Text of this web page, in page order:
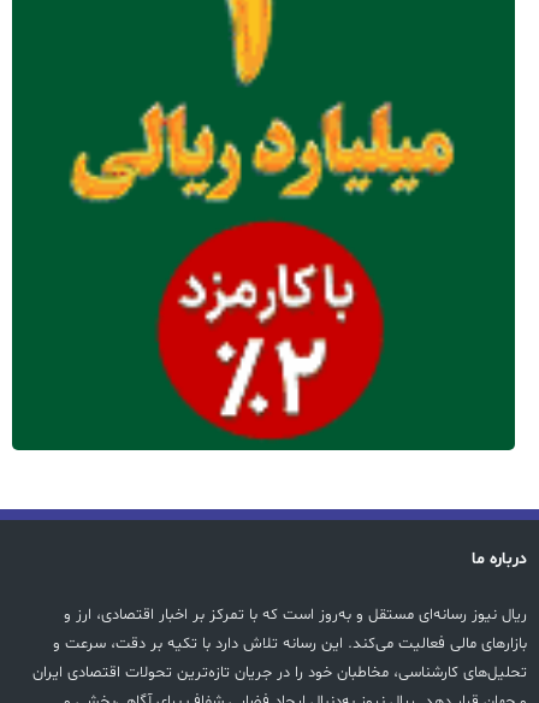
درباره ما
ریال نیوز رسانه‌ای مستقل و به‌روز است که با تمرکز بر اخبار اقتصادی، ارز و
بازارهای مالی فعالیت می‌کند. این رسانه تلاش دارد با تکیه بر دقت، سرعت و
تحلیل‌های کارشناسی، مخاطبان خود را در جریان تازه‌ترین تحولات اقتصادی ایران